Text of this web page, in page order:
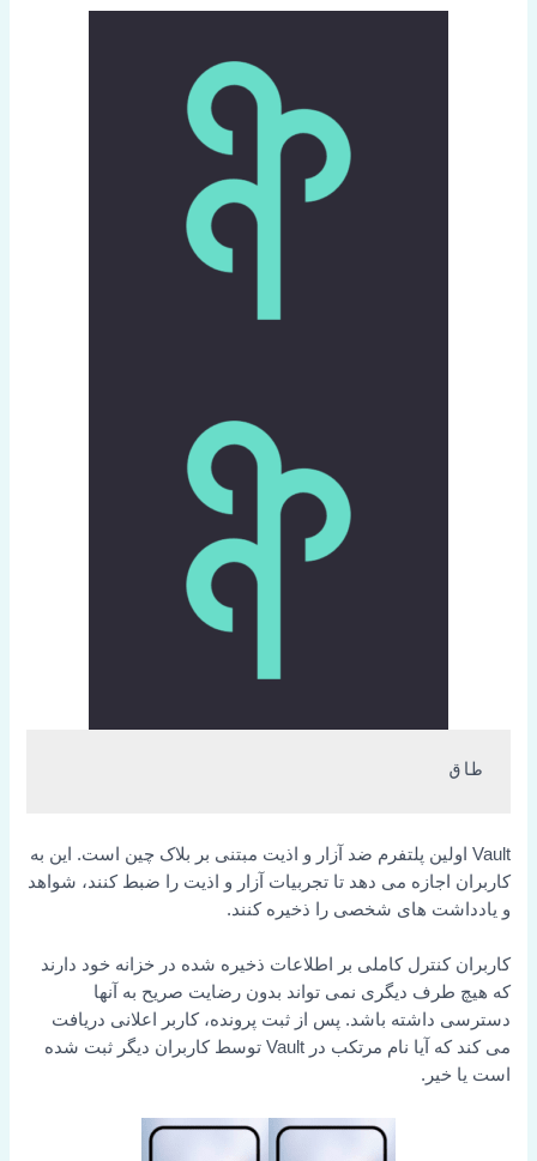
طاق
Vault اولین پلتفرم ضد آزار و اذیت مبتنی بر بلاک چین است. این به
کاربران اجازه می دهد تا تجربیات آزار و اذیت را ضبط کنند، شواهد
و یادداشت های شخصی را ذخیره کنند.
کاربران کنترل کاملی بر اطلاعات ذخیره شده در خزانه خود دارند
که هیچ طرف دیگری نمی تواند بدون رضایت صریح به آنها
دسترسی داشته باشد. پس از ثبت پرونده، کاربر اعلانی دریافت
می کند که آیا نام مرتکب در Vault توسط کاربران دیگر ثبت شده
است یا خیر.